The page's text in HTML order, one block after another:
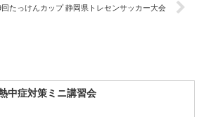
たっけんカップ 静岡県トレセンサッカー大会
中症対策ミニ講習会